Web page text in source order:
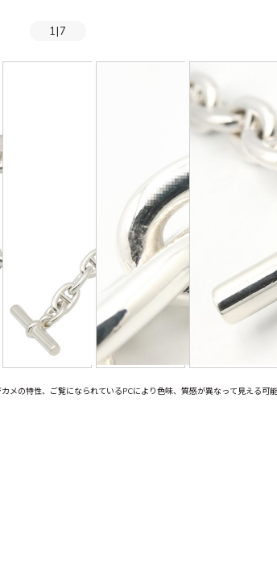
1 |7
の特性、ご覧になられているPCにより色味、質感が異なって見える可能